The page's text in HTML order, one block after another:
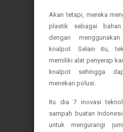
Akan tetapi, mereka
plastik sebagai
dengan
knalpot. Selain itu,
memiliki alat penyerap
knalpot sehingga
menekan polusi.
Itu dia 7 inovasi
sampah buatan
untuk mengurangi